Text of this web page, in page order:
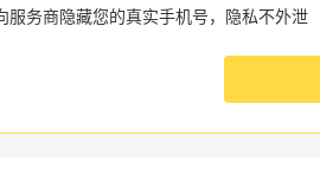
服务商隐藏您的真实手机号，隐私不外泄